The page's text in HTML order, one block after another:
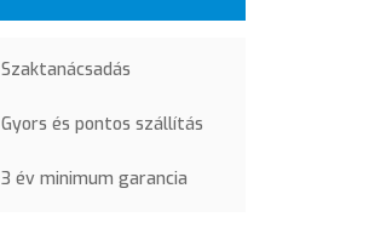
Szaktanácsadás
Gyors és pontos szállítás
3 év minimum garancia